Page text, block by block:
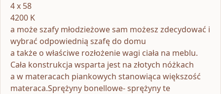
4 x 58
4200 K
a może szafy młodzieżowe sam możesz zdecydować i
wybrać odpowiednią szafę do domu
a także o właściwe rozłożenie wagi ciała na meblu.
Cała konstrukcja wsparta jest na złotych nóżkach
a w materacach piankowych stanowiąca większość
materaca.Sprężyny bonellowe- sprężyny te